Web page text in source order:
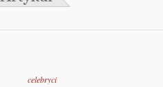
celebryci